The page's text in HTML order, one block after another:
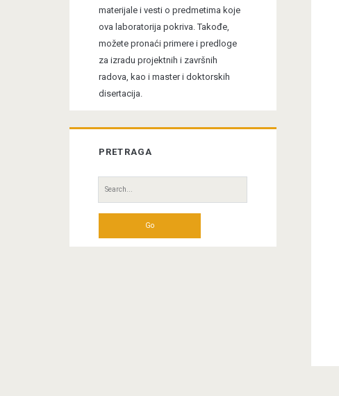
materijale i vesti o predmetima koje
ova laboratorija pokriva. Takođe,
možete pronaći primere i predloge
za izradu projektnih i završnih
radova, kao i master i doktorskih
disertacija.
PRETRAGA
Search
for: